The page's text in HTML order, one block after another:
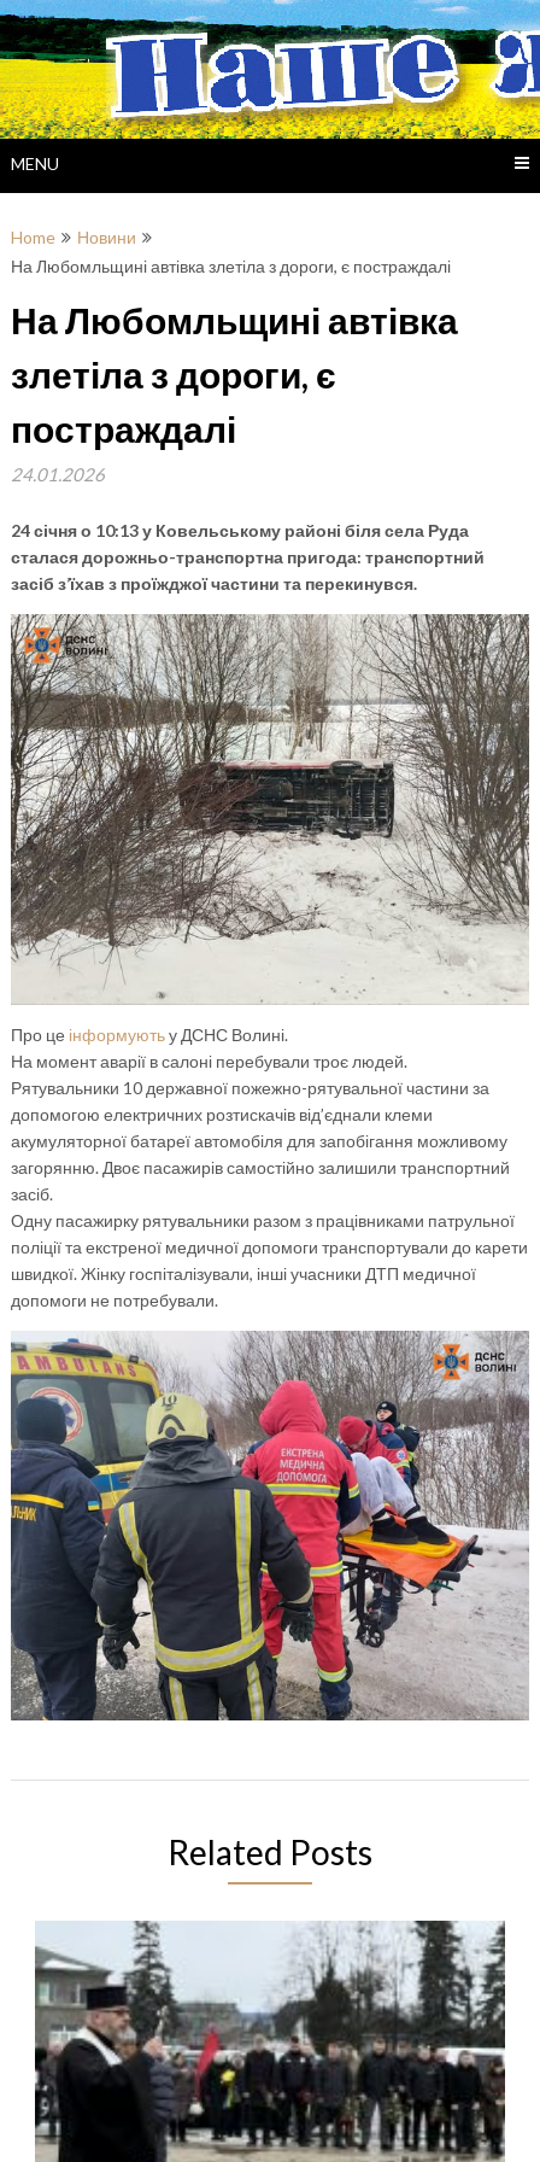
Skip
to
content
MENU
Home
Новини
На Любомльщині автівка злетіла з дороги, є постраждалі
На Любомльщині автівка
злетіла з дороги, є
постраждалі
24.01.2026
24 січня о 10:13 у Ковельському районі біля села Руда
сталася дорожньо-транспортна пригода: транспортний
засіб з’їхав з проїжджої частини та перекинувся.
Про це інформуютьу ДСНС Волині.
На момент аварії в салоні перебували троє людей.
Рятувальники 10 державної пожежно-рятувальної частини за
допомогою електричних розтискачів від’єднали клеми
акумуляторної батареї автомобіля для запобігання можливому
загорянню. Двоє пасажирів самостійно залишили транспортний
засіб.
Одну пасажирку рятувальники разом з працівниками патрульної
поліції та екстреної медичної допомоги транспортували до карети
швидкої. Жінку госпіталізували, інші учасники ДТП медичної
допомоги не потребували.
Related Posts